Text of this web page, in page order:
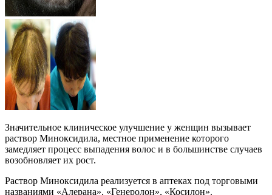
Значительное клиническое улучшение у женщин вызывает
раствор Миноксидила, местное применение которого
замедляет процесс выпадения волос и в большинстве случаев
возобновляет их рост.
Раствор Миноксидила реализуется в аптеках под торговыми
названиями «Алерана», «Генеролон», «Косилон».